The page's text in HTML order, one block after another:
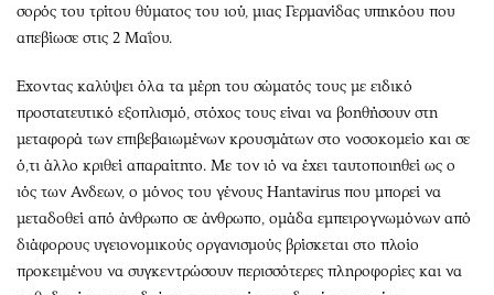
σορός του τρίτου θύματος του ιού, μιας Γερμανίδας υπηκόου που
απεβίωσε στις 2 Μαΐου.
Εχοντας καλύψει όλα τα μέρη του σώματός τους με ειδικό
προστατευτικό εξοπλισμό, στόχος τους είναι να βοηθήσουν στη
μεταφορά των επιβεβαιωμένων κρουσμάτων στο νοσοκομείο και σε
ό,τι άλλο κριθεί απαραίτητο. Με τον ιό να έχει ταυτοποιηθεί ως ο
ιός των Ανδεων, ο μόνος του γένους Hantavirus που μπορεί να
μεταδοθεί από άνθρωπο σε άνθρωπο, ομάδα εμπειρογνωμόνων από
διάφορους υγειονομικούς οργανισμούς βρίσκεται στο πλοίο
προκειμένου να συγκεντρώσουν περισσότερες πληροφορίες και να